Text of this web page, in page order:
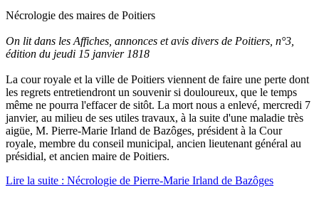
Nécrologie des maires de Poitiers
On lit dans les Affiches, annonces et avis divers de Poitiers, n°3,
édition du jeudi 15 janvier 1818
La cour royale et la ville de Poitiers viennent de faire une perte dont
les regrets entretiendront un souvenir si douloureux, que le temps
même ne pourra l'effacer de sitôt. La mort nous a enlevé, mercredi 7
janvier, au milieu de ses utiles travaux, à la suite d'une maladie très
aigüe, M. Pierre-Marie Irland de Bazôges, président à la Cour
royale, membre du conseil municipal, ancien lieutenant général au
présidial, et ancien maire de Poitiers.
Lire la suite : Nécrologie de Pierre-Marie Irland de Bazôges